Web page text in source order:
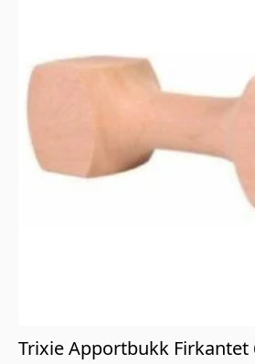
Trixie Apportbukk Firkantet